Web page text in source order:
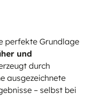
perfekte Grundlage
und
durch
ausgezeichnete
– selbst bei